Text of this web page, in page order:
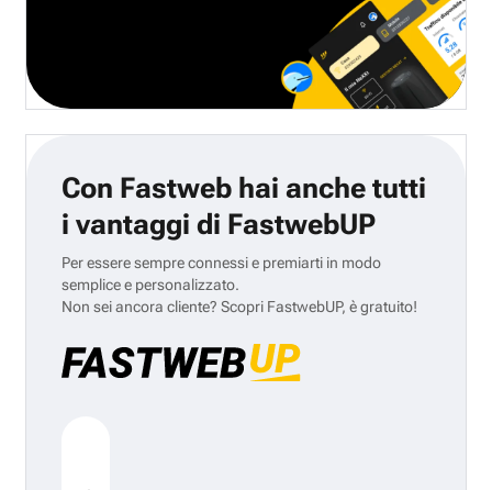
Con Fastweb hai anche tutti
i vantaggi di FastwebUP
Per essere sempre connessi e premiarti in modo
semplice e personalizzato.
Non sei ancora cliente? Scopri FastwebUP, è gratuito!